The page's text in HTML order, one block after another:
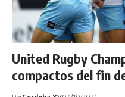
United Rugby
compactos del fin